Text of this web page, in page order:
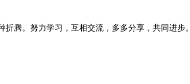
腾。努力学习，互相交流，多多分享，共同进步。